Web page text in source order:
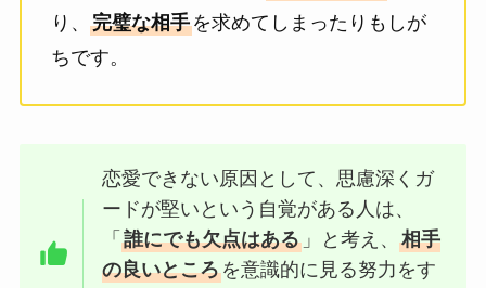
り、 完璧な相手を求めてしまったりもしが
ちです。
恋愛できない原因として、思慮深くガ
ードが堅いという自覚がある人は、
「誰にでも欠点はある 」と考え、相手
の良いところを意識的に見る努力をす